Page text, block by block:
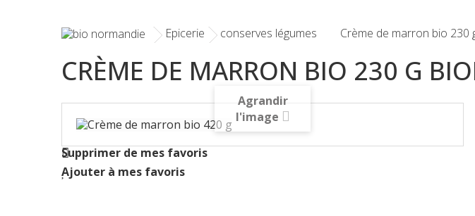
Epicerie conserves légumes Crème de marron bio 230
CRÈME DE MARRON BIO 230 G
Agrandir
l'image
Supprimer de mes favoris
Ajouter à mes favoris